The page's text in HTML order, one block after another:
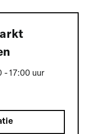
- 17:00 uur